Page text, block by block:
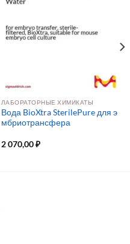
ЛАБОРАТОРНЫЕ ХИМИКАТЫ
Вода BioXtra SterilePure для э
мбриотрансфера
2 070,00₽